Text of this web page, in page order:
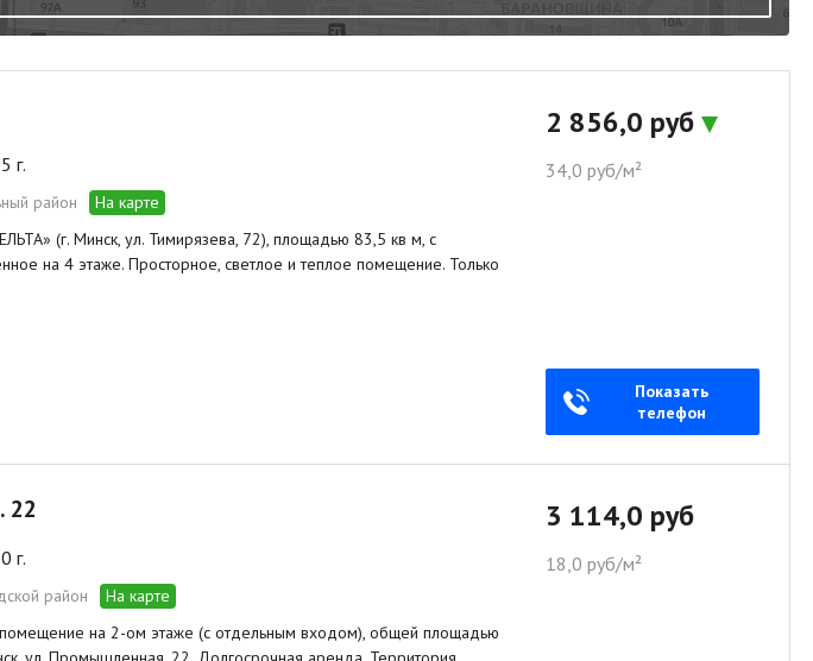
г.
район
На карте
(г. Минск, ул. Тимирязева, 72), площадью 83,5 кв м, с
на 4 этаже. Просторное, светлое и теплое помещение. Только
2 856,0 руб
34,0 руб/м²
Показать
телефон
22
г.
район
На карте
на 2-ом этаже (с отдельным входом), общей площадью
3 114,0 руб
18,0 руб/м²